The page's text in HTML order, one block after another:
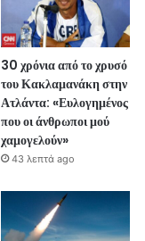
30 χρόνια από το χρυσό
του Κακλαμανάκη στην
Ατλάντα: «Ευλογημένος
που οι άνθρωποι μού
χαμογελούν»
43 λεπτά ago